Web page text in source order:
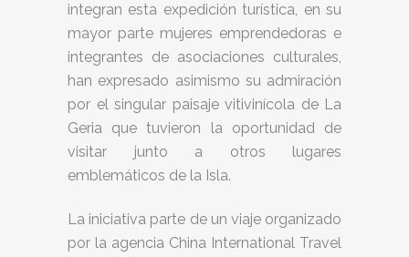
integran esta expedición turística, en su
mayor parte mujeres emprendedoras e
integrantes de asociaciones culturales,
han expresado asimismo su admiración
por el singular paisaje vitivinícola de La
Geria que tuvieron la oportunidad de
visitar junto a otros lugares
emblemáticos de la Isla.
La iniciativa parte de un viaje organizado
por la agencia China International Travel